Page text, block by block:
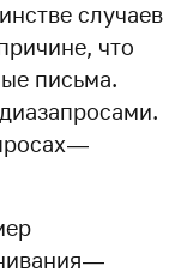
случаев
что
письма.
—
—